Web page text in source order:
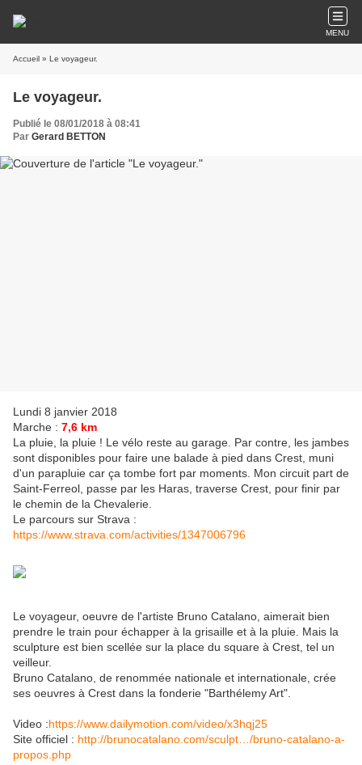
MENU
Accueil » Le voyageur.
Le voyageur.
Publié le 08/01/2018 à 08:41
Par Gerard BETTON
Lundi 8 janvier 2018
Marche : 7,6 km
La pluie, la pluie ! Le vélo reste au garage. Par contre, les jambes
sont disponibles pour faire une balade à pied dans Crest, muni
d'un parapluie car ça tombe fort par moments. Mon circuit part de
Saint-Ferreol, passe par les Haras, traverse Crest, pour finir par
le chemin de la Chevalerie.
Le parcours sur Strava :
https://www.strava.com/activities/1347006796
Le voyageur, oeuvre de l'artiste Bruno Catalano, aimerait bien
prendre le train pour échapper à la grisaille et à la pluie. Mais la
sculpture est bien scellée sur la place du square à Crest, tel un
veilleur.
Bruno Catalano, de renommée nationale et internationale, crée
ses oeuvres à Crest dans la fonderie "Barthélemy Art".
Video :https://www.dailymotion.com/video/x3hqj25
Site officiel : http://brunocatalano.com/sculpt…/bruno-catalano-a-
propos.php